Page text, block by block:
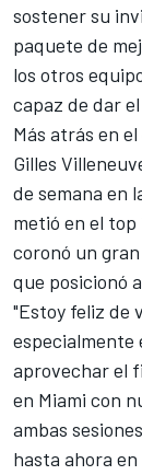
sostener su
paquete de
los otros
capaz de dar
Más atrás en
Gilles
de semana en
metió en el top
coronó un
que posicionó a
"Estoy feliz de
especialmente
aprovechar el
en Miami con
ambas
hasta ahora